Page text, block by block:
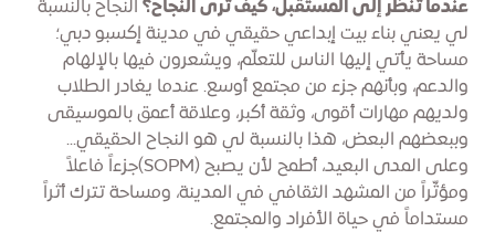
عندما تنظر إلى المستقبل، كيف ترى النجاح؟ النجاح بالنسبة
لي يعني بناء بيت إبداعي حقيقي في مدينة إكسبو دبي؛
مساحة يأتي إليها الناس للتعلّم، ويشعرون فيها بالإلهام
والدعم، وبأنهم جزء من مجتمع أوسع. عندما يغادر الطلاب
ولديهم مهارات أقوى، وثقة أكبر، وعلاقة أعمق بالموسيقى
وببعضهم البعض، هذا بالنسبة لي هو النجاح الحقيقي...
وعلى المدى البعيد، أطمح لأن يصبح (SOPM)جزءاً فاعلاً
ومؤثّراً من المشهد الثقافي في المدينة، ومساحة تترك أثراً
مستداماً في حياة الأفراد والمجتمع.